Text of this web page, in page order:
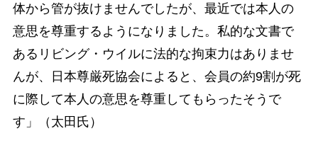
体から管が抜けませんでしたが、最近では本人の
意思を尊重するようになりました。私的な文書で
あるリビング・ウイルに法的な拘束力はありませ
んが、日本尊厳死協会によると、会員の約9割が死
に際して本人の意思を尊重してもらったそうで
す」（太田氏）